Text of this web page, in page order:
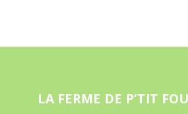
LA FERME DE P’TIT